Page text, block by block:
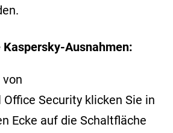
Ausnahmen:
Security klicken Sie in
Ecke auf die Schaltfläche